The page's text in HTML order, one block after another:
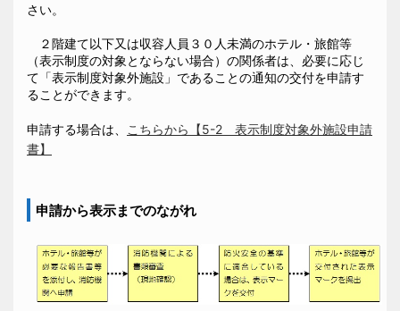
さい。
２階建て以下又は収容人員３０人未満のホテル・旅館等
（表示制度の対象とならない場合）の関係者は、必要に応じ
て「表示制度対象外施設」であることの通知の交付を申請す
ることができます。
申請する場合は、
こちらから【5-2 表示制度対象外施設申請
書】
申請から表示までのながれ